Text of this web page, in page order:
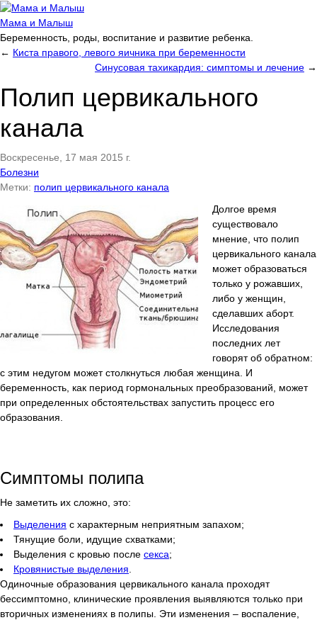
Мама и Малыш
Беременность, роды, воспитание и развитие ребенка.
← Киста правого, левого яичника при беременности
Синусовая тахикардия: симптомы и лечение →
Полип цервикального
канала
Воскресенье, 17 мая 2015 г.
Болезни
Метки: полип цервикального канала
Долгое время
существовало
мнение, что полип
цервикального канала
может образоваться
только у рожавших,
либо у женщин,
сделавших аборт.
Исследования
последних лет
говорят об обратном:
с этим недугом может столкнуться любая женщина. И
беременность, как период гормональных преобразований, может
при определенных обстоятельствах запустить процесс его
образования.
Симптомы полипа
Не заметить их сложно, это:
Выделения с характерным неприятным запахом;
Тянущие боли, идущие схватками;
Выделения с кровью после секса;
Кровянистые выделения
Одиночные образования цервикального канала проходят
бессимптомно, клинические проявления выявляются только при
вторичных изменениях в полипы. Эти изменения – воспаление,